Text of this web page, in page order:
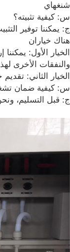
شنغهاي
س: كيفية تثبيته؟
ج: يمكننا توفير
هناك خياران
الخيار الأول:
والنفقات الأخرى
الخيار الثاني:
س: كيفية ضمان
ج: قبل التسليم،